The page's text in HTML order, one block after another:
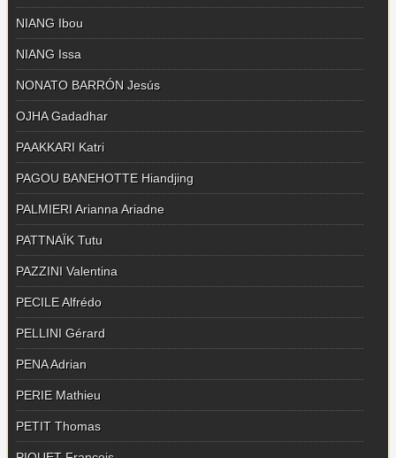
NIANG Ibou
NIANG Issa
NONATO BARRÓN Jesús
OJHA Gadadhar
PAAKKARI Katri
PAGOU BANEHOTTE Hiandjing
PALMIERI Arianna Ariadne
PATTNAÏK Tutu
PAZZINI Valentina
PECILE Alfrédo
PELLINI Gérard
PENA Adrian
PERIE Mathieu
PETIT Thomas